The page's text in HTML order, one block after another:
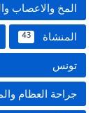
المخ والاعصاب
المنشاة 43
تونس
جراحة العظام